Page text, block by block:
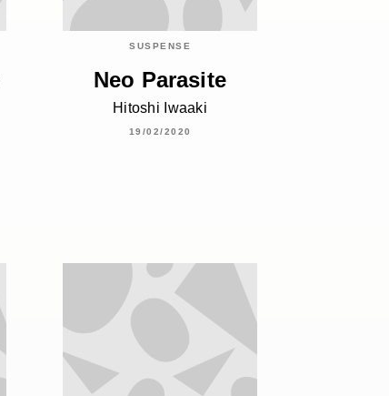
SUSPENSE
Neo Parasite
Hitoshi Iwaaki
19/02/2020